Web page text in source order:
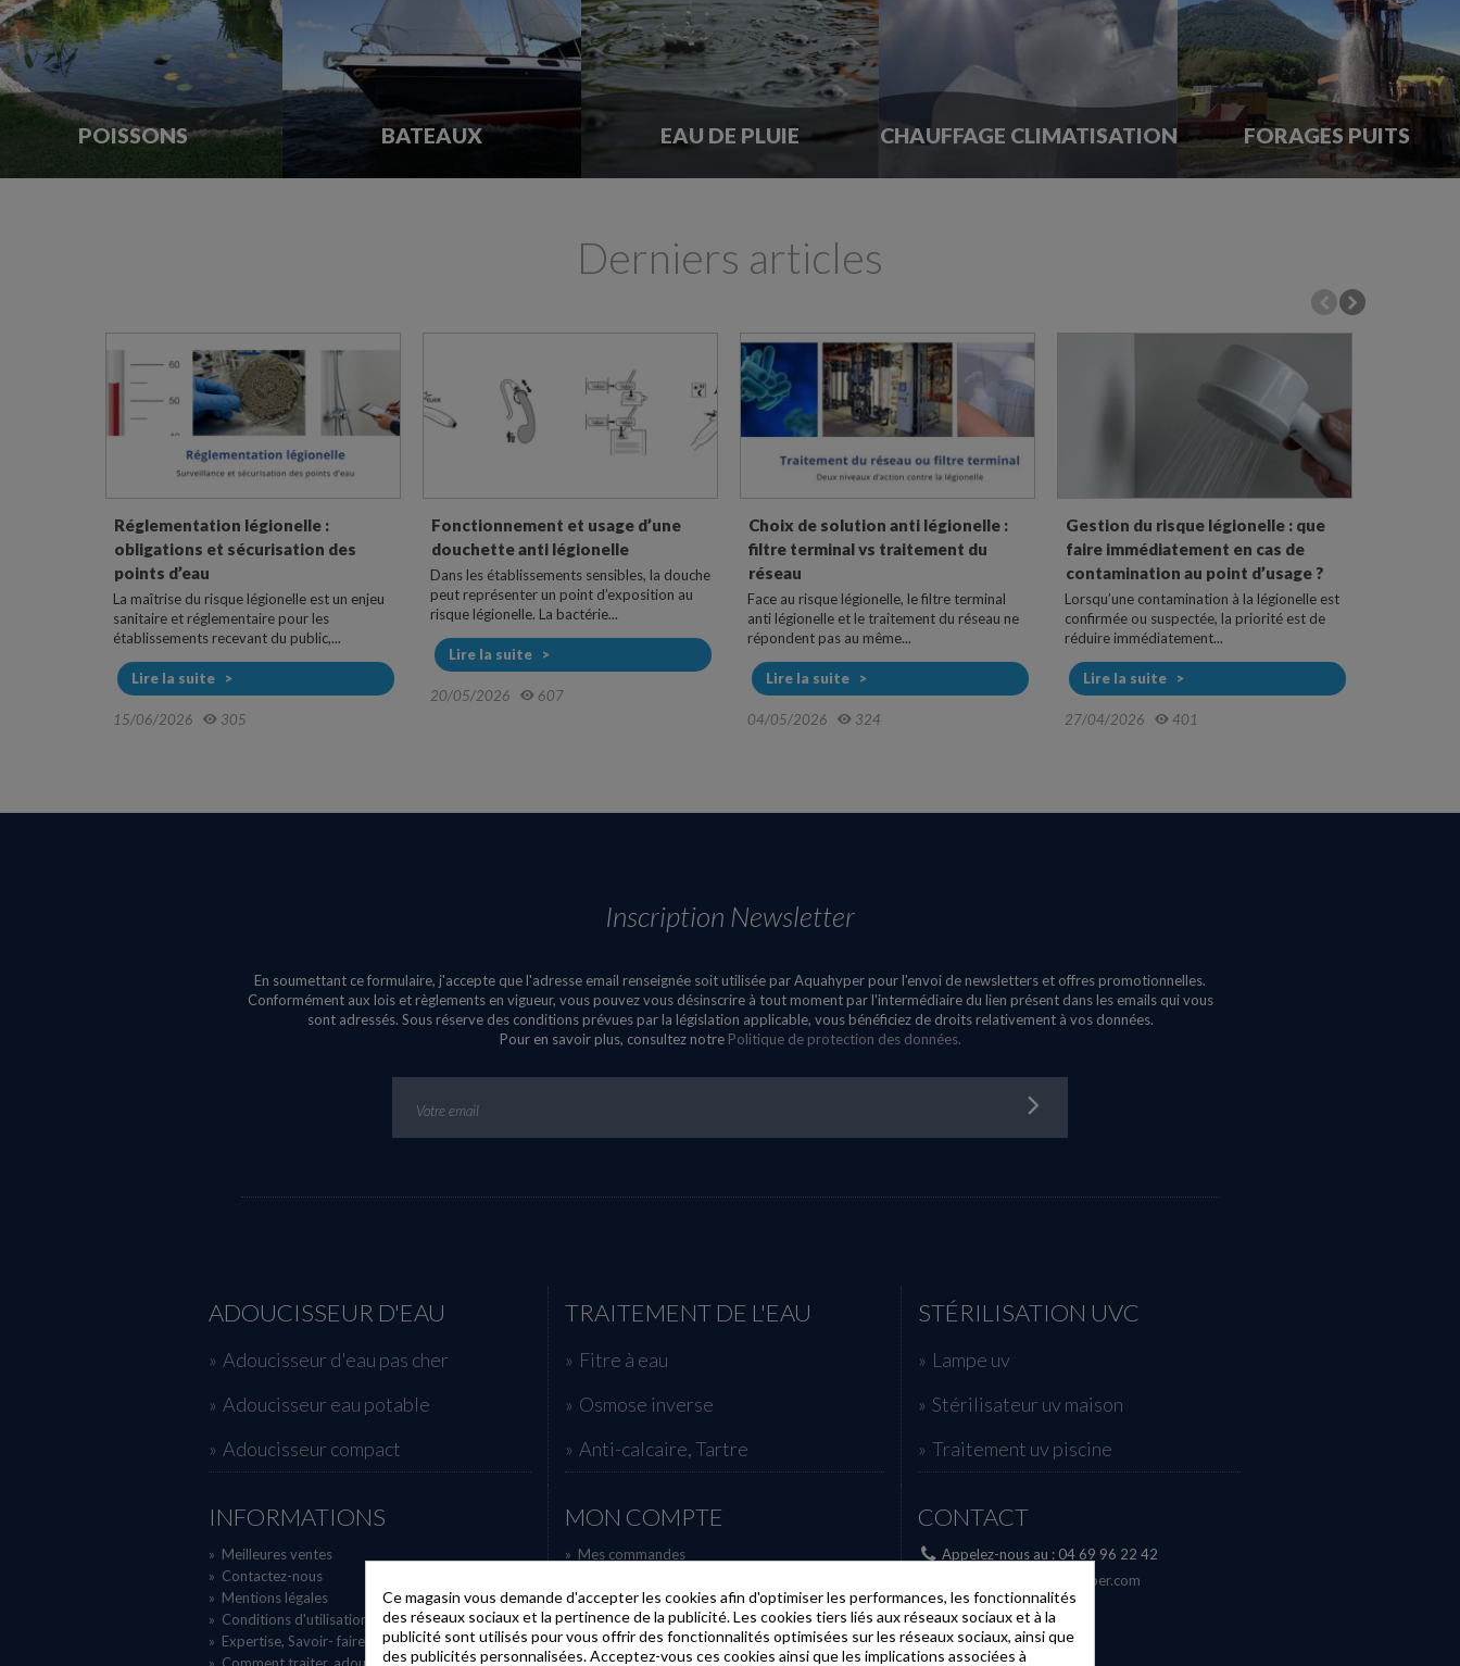
POISSONS BATEAUX EAU DE PLUIE CHAUFFAGE CLIMATISATION FORAGES PUITS
Derniers articles
Réglementation légionelle :
obligations et sécurisation des
points d’eau
La maîtrise du risque légionelle est un enjeu
sanitaire et réglementaire pour les
établissements recevant du public,...
Lire la suite
15/06/2026 305
Fonctionnement et usage d’une
douchette anti légionelle
Dans les établissements sensibles, la douche
peut représenter un point d’exposition au
risque légionelle. La bactérie...
Lire la suite
20/05/2026 607
Choix de solution anti légionelle :
filtre terminal vs traitement du
réseau
Face au risque légionelle, le filtre terminal
anti légionelle et le traitement du réseau ne
répondent pas au même...
Lire la suite
04/05/2026 324
Gestion du risque légionelle : que
faire immédiatement en cas de
contamination au point d’usage ?
Lorsqu’une contamination à la légionelle est
confirmée ou suspectée, la priorité est de
réduire immédiatement...
Lire la suite
27/04/2026 401
Inscription Newsletter
En soumettant ce formulaire, j'accepte que l'adresse email renseignée soit utilisée par Aquahyper pour l'envoi de newsletters et offres promotionnelles.
Conformément aux lois et règlements en vigueur, vous pouvez vous désinscrire à tout moment par l'intermédiaire du lien présent dans les emails qui vous
sont adressés. Sous réserve des conditions prévues par la législation applicable, vous bénéficiez de droits relativement à vos données.
Pour en savoir plus, consultez notre Politique de protection des données.
ADOUCISSEUR D'EAU
Adoucisseur d'eau pas cher
Adoucisseur eau potable
Adoucisseur compact
TRAITEMENT DE L'EAU
Fitre à eau
Osmose inverse
Anti-calcaire, Tartre
STÉRILISATION UVC
Lampe uv
Stérilisateur uv maison
Traitement uv piscine
INFORMATIONS
» Meilleures ventes
» Contactez-nous
» Mentions légales
» Conditions d'utilisation, Cgv
» Expertise, Savoir- faire
MON COMPTE
» Mes commandes
»Mes adresses
»Mes informations personnelles
»Mes bons de réduction
CONTACT
Appelez-nous au : 04 69 96 22 42
info [@] aquahyper.com
Ce magasin vous demande d'accepter les cookies afin d'optimiser les performances, les fonctionnalités
des réseaux sociaux et la pertinence de la publicité. Les cookies tiers liés aux réseaux sociaux et à la
publicité sont utilisés pour vous offrir des fonctionnalités optimisées sur les réseaux sociaux, ainsi que
des publicités personnalisées. Acceptez-vous ces cookies ainsi que les implications associées à